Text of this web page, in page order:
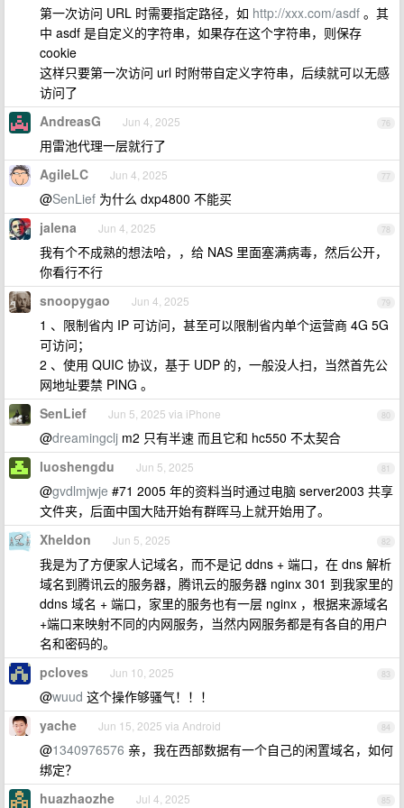
第一次访问 URL 时需要指定路径，如 http://xxx.com/asdf 。其
中 asdf 是自定义的字符串，如果存在这个字符串，则保存
cookie
这样只要第一次访问 url 时附带自定义字符串，后续就可以无感
访问了
76
AndreasG Jun 4, 2025
用雷池代理一层就行了
77
AgileLC Jun 4, 2025
@SenLief 为什么 dxp4800 不能买
78
jalena Jun 4, 2025
我有个不成熟的想法哈，，给 NAS 里面塞满病毒，然后公开，
你看行不行
79
snoopygao Jun 4, 2025
1 、限制省内 IP 可访问，甚至可以限制省内单个运营商 4G 5G
可访问；
2 、使用 QUIC 协议，基于 UDP 的，一般没人扫，当然首先公
网地址要禁 PING 。
80
SenLief Jun 5, 2025 via iPhone
@dreamingclj m2 只有半速 而且它和 hc550 不太契合
81
luoshengdu Jun 5, 2025
@gvdlmjwje #71 2005 年的资料当时通过电脑 server2003 共享
文件夹，后面中国大陆开始有群晖马上就开始用了。
82
Xheldon Jun 5, 2025
我是为了方便家人记域名，而不是记 ddns + 端口，在 dns 解析
域名到腾讯云的服务器，腾讯云的服务器 nginx 301 到我家里的
ddns 域名 + 端口，家里的服务也有一层 nginx ，根据来源域名
+端口来映射不同的内网服务，当然内网服务都是有各自的用户
名和密码的。
83
pcloves Jun 10, 2025
@wuud 这个操作够骚气！！！
84
yache Jun 15, 2025 via Android
@1340976576 亲，我在西部数据有一个自己的闲置域名，如何
绑定？
85
huazhaozhe Jul 4, 2025